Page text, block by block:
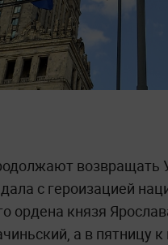
возвращать
с героизацией
ордена князя
а в пятницу